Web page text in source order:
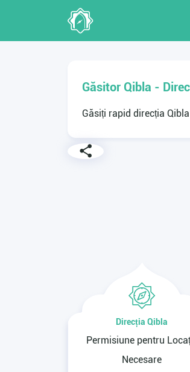
Găsitor Qibla -
Găsiți rapid direcția
Direcția Qibla
Permisiune pentru
Necesare